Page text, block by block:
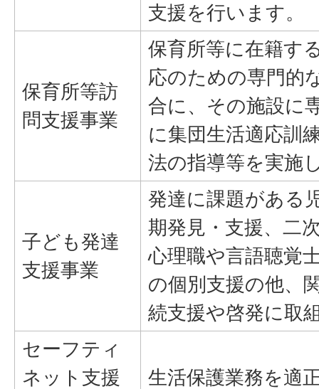
支援を行います。
保育所等訪
問支援事業
保育所等に在籍す
応のための専門的
合に、その施設に
に集団生活適応訓
法の指導等を実施
子ども発達
支援事業
発達に課題がある
期発見・支援、二
心理職や言語聴覚
の個別支援の他、
続支援や啓発に取
セーフティ
ネット支援
生活保護業務を適